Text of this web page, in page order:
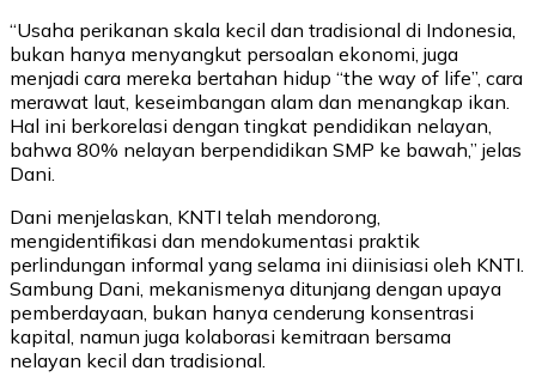
“Usaha perikanan skala kecil dan tradisional di Indonesia,
bukan hanya menyangkut persoalan ekonomi, juga
menjadi cara mereka bertahan hidup “the way of life”, cara
merawat laut, keseimbangan alam dan menangkap ikan.
Hal ini berkorelasi dengan tingkat pendidikan nelayan,
bahwa 80% nelayan berpendidikan SMP ke bawah,” jelas
Dani.
Dani menjelaskan, KNTI telah mendorong,
mengidentifikasi dan mendokumentasi praktik
perlindungan informal yang selama ini diinisiasi oleh KNTI.
Sambung Dani, mekanismenya ditunjang dengan upaya
pemberdayaan, bukan hanya cenderung konsentrasi
kapital, namun juga kolaborasi kemitraan bersama
nelayan kecil dan tradisional.